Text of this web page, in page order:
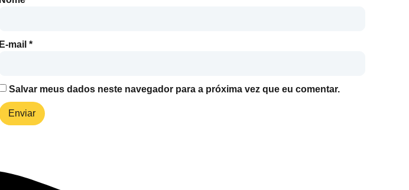
E-mail *
Salvar meus dados neste navegador para a próxima vez que eu comentar.